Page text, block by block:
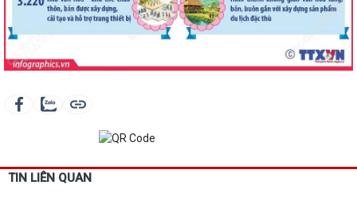
TIN LIÊN QUAN